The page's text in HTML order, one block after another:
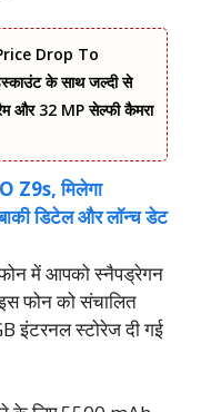
Drop To
के साथ जल्दी से
और 32 MP सेल्फी कैमरा
Z9s, मिलेगा
डिटेल और लॉन्च डेट
में आपको स्नैपड्रेगन
फोन को संचालित
इंटरनल स्टोरेज दी गई